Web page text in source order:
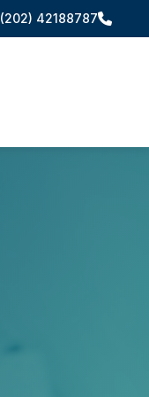
(202) 42188787